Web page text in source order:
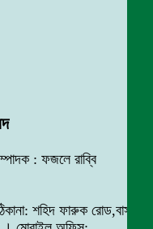
: ফজলে রাব্বি
শহিদ ফারুক রোড,বাসা